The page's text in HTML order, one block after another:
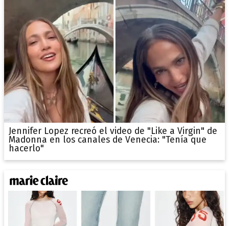
Jennifer Lopez recreó el video de "Like a Virgin" de
Madonna en los canales de Venecia: "Tenía que
hacerlo"